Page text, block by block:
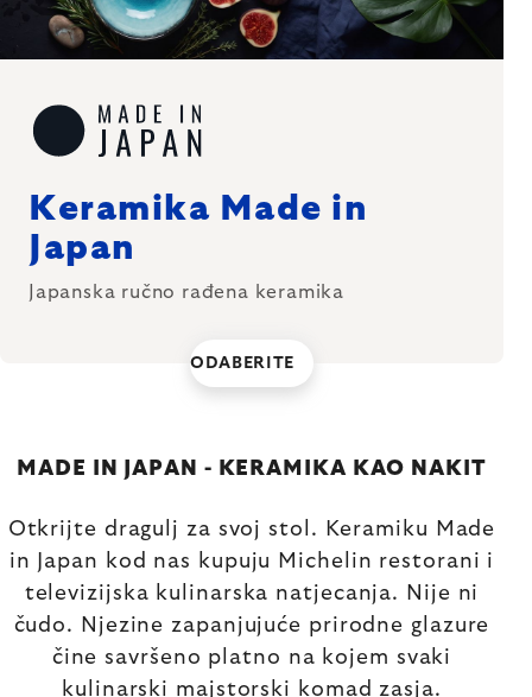
Keramika Made in
Japan
Japanska ručno rađena keramika
ODABERITE
MADE IN JAPAN - KERAMIKA KAO NAKIT
Otkrijte dragulj za svoj stol. Keramiku Made
in Japan kod nas kupuju Michelin restorani i
televizijska kulinarska natjecanja. Nije ni
čudo. Njezine zapanjujuće prirodne glazure
čine savršeno platno na kojem svaki
kulinarski majstorski komad zasja.